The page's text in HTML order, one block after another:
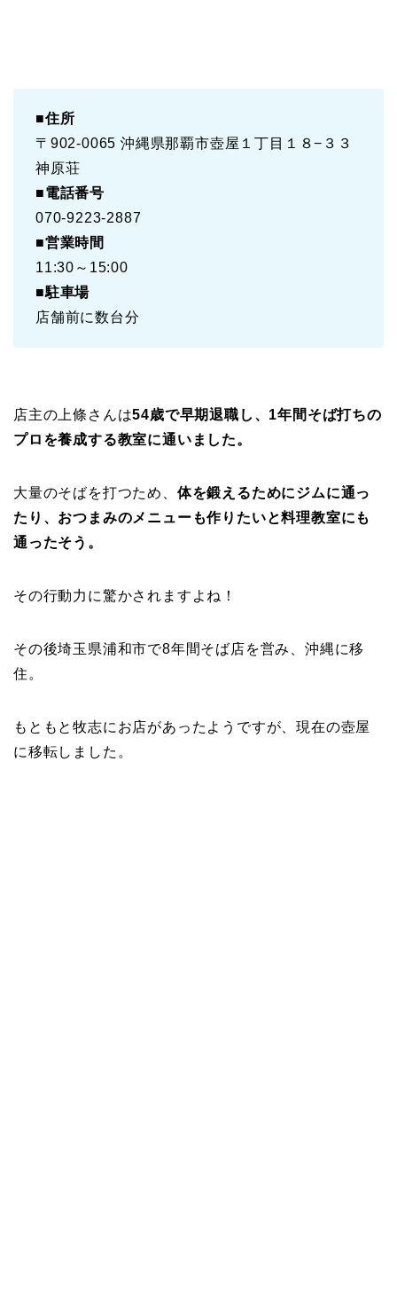
■住所
〒902-0065 沖縄県那覇市壺屋１丁目１８−３３
神原荘
■電話番号
070-9223-2887
■営業時間
11:30～15:00
■駐車場
店舗前に数台分
店主の上條さんは54歳で早期退職し、1年間そば打ちの
プロを養成する教室に通いました。
大量のそばを打つため、 体を鍛えるためにジムに通っ
たり、おつまみのメニューも作りたいと料理教室にも
通ったそう。
その行動力に驚かされますよね！
その後埼玉県浦和市で8年間そば店を営み、沖縄に移
住。
もともと牧志にお店があったようですが、現在の壺屋
に移転しました。